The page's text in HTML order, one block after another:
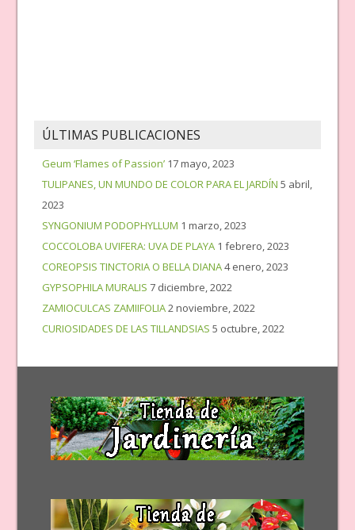
ÚLTIMAS PUBLICACIONES
Geum ‘Flames of Passion’ 17 mayo, 2023
TULIPANES, UN MUNDO DE COLOR PARA EL JARDÍN 5 abril,
2023
SYNGONIUM PODOPHYLLUM 1 marzo, 2023
COCCOLOBA UVIFERA: UVA DE PLAYA 1 febrero, 2023
COREOPSIS TINCTORIA O BELLA DIANA4 enero, 2023
GYPSOPHILA MURALIS 7 diciembre, 2022
ZAMIOCULCAS ZAMIIFOLIA2 noviembre, 2022
CURIOSIDADES DE LAS TILLANDSIAS 5 octubre, 2022